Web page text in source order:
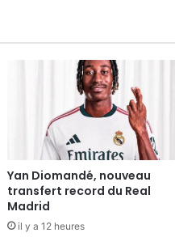
Yan Diomandé, nouveau
transfert record du Real
Madrid
il y a 12 heures